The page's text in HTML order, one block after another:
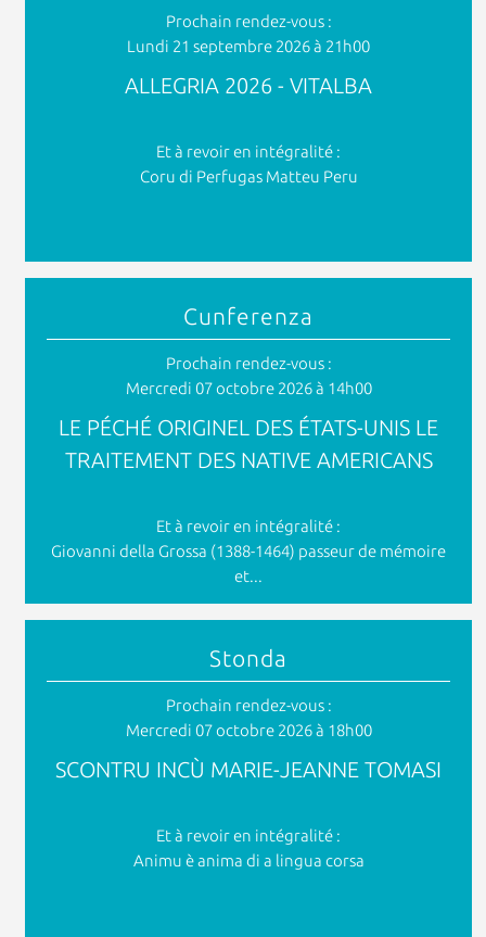
Prochain rendez-vous :
Lundi 21 septembre 2026 à 21h00
ALLEGRIA 2026 - VITALBA
Et à revoir en intégralité :
Coru di Perfugas Matteu Peru
Cunferenza
Prochain rendez-vous :
Mercredi 07 octobre 2026 à 14h00
LE PÉCHÉ ORIGINEL DES ÉTATS-UNIS LE
TRAITEMENT DES NATIVE AMERICANS
Et à revoir en intégralité :
Giovanni della Grossa (1388-1464) passeur de mémoire
et...
Stonda
Prochain rendez-vous :
Mercredi 07 octobre 2026 à 18h00
SCONTRU INCÙ MARIE-JEANNE TOMASI
Et à revoir en intégralité :
Animu è anima di a lingua corsa